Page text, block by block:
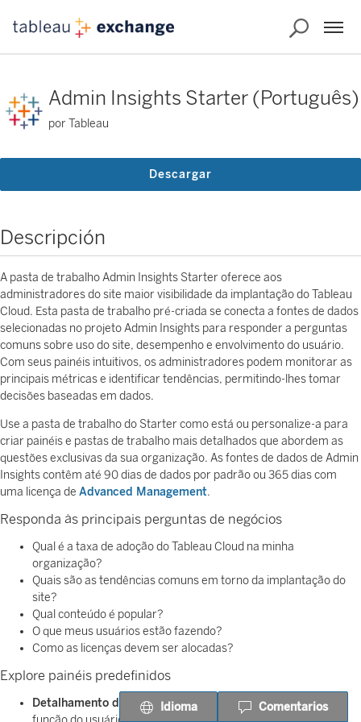
Admin Insights Starter (Português)
por Tableau
Descargar
Descripción
A pasta de trabalho Admin Insights Starter oferece aos
administradores do site maior visibilidade da implantação do Tableau
Cloud. Esta pasta de trabalho pré-criada se conecta a fontes de dados
selecionadas no projeto Admin Insights para responder a perguntas
comuns sobre uso do site, desempenho e envolvimento do usuário.
Com seus painéis intuitivos, os administradores podem monitorar as
principais métricas e identificar tendências, permitindo-lhes tomar
decisões baseadas em dados.
Use a pasta de trabalho do Starter como está ou personalize-a para
criar painéis e pastas de trabalho mais detalhados que abordem as
questões exclusivas da sua organização. As fontes de dados de Admin
Insights contêm até 90 dias de dados por padrão ou 365 dias com
uma licença de Advanced Management.
Responda às principais perguntas de negócios
Qual é a taxa de adoção do Tableau Cloud na minha
organização?
Quais são as tendências comuns em torno da implantação do
site?
Qual conteúdo é popular?
O que meus usuários estão fazendo?
Como as licenças devem ser alocadas?
Explore painéis predefinidos
Detalhamento do usuário:explore a atividade do site por
Idioma Comentarios